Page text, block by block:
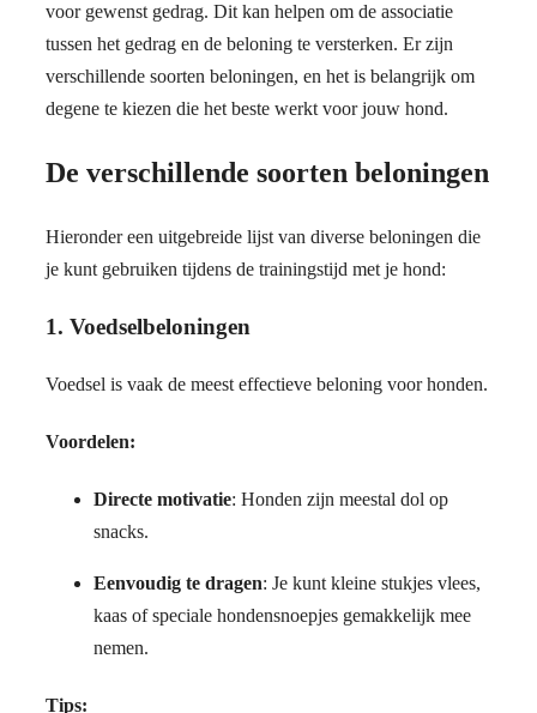
voor gewenst gedrag. Dit kan helpen om de associatie
tussen het gedrag en de beloning te versterken. Er zijn
verschillende soorten beloningen, en het is belangrijk om
degene te kiezen die het beste werkt voor jouw hond.
De verschillende soorten beloningen
Hieronder een uitgebreide lijst van diverse beloningen die
je kunt gebruiken tijdens de trainingstijd met je hond:
1. Voedselbeloningen
Voedsel is vaak de meest effectieve beloning voor honden.
Voordelen:
Directe motivatie: Honden zijn meestal dol op
snacks.
Eenvoudig te dragen: Je kunt kleine stukjes vlees,
kaas of speciale hondensnoepjes gemakkelijk mee
nemen.
Tips: